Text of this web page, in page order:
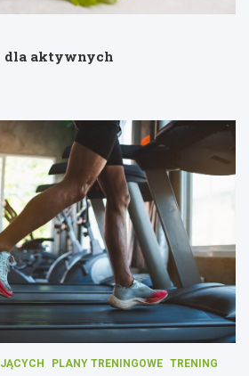
dla aktywnych
PLANY TRENINGOWE TRENING